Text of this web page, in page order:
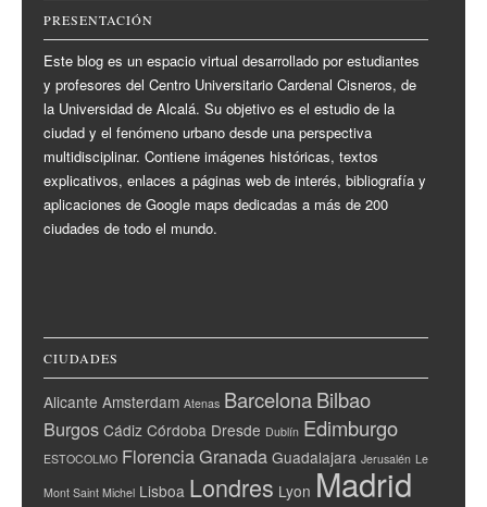
PRESENTACIÓN
Este blog es un espacio virtual desarrollado por estudiantes
y profesores del Centro Universitario Cardenal Cisneros, de
la Universidad de Alcalá. Su objetivo es el estudio de la
ciudad y el fenómeno urbano desde una perspectiva
multidisciplinar. Contiene imágenes históricas, textos
explicativos, enlaces a páginas web de interés, bibliografía y
aplicaciones de Google maps dedicadas a más de 200
ciudades de todo el mundo.
CIUDADES
Alicante Amsterdam Atenas BarcelonaBilbao
Burgos Cádiz Córdoba Dresde Dublín Edimburgo
ESTOCOLMO FlorenciaGranada Guadalajara Jerusalén Le
Mont Saint Michel Lisboa Londres Lyon Madrid